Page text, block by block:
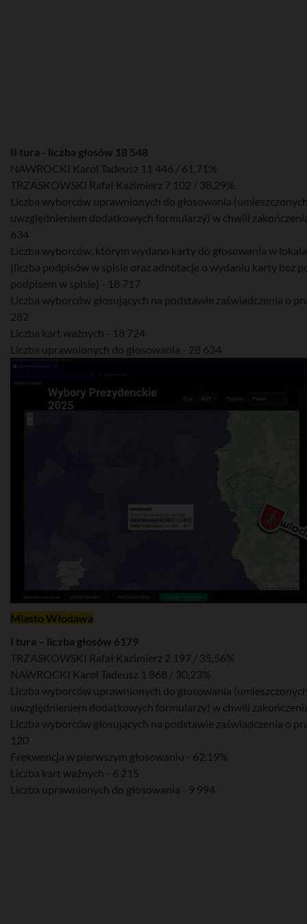
II tura - liczba głosów 18 548
NAWROCKI Karol Tadeusz 11 446 / 61,71%
TRZASKOWSKI Rafał Kazimierz 7 102 / 38,29%
Liczba wyborców uprawnionych do głosowania
uwzględnieniem dodatkowych formularzy) w chwili
634
Liczba wyborców, którym wydano karty do głosowania w
(liczba podpisów w spisie oraz adnotacje o wydaniu karty bez
podpisem w spisie) - 18 717
Liczba wyborców głosujących na podstawie zaświadczenia o
282
Liczba kart ważnych - 18 724
Liczba uprawnionych do głosowania - 28 634
Miasto Włodawa
I tura – liczba głosów 6179
TRZASKOWSKI Rafał Kazimierz 2 197 / 35,56%
NAWROCKI Karol Tadeusz 1 868 / 30,23%
Liczba wyborców uprawnionych do głosowania
uwzględnieniem dodatkowych formularzy) w chwili
Liczba wyborców głosujących na podstawie zaświadczenia o
120
Frekwencja w pierwszym głosowaniu - 62,19%
Liczba kart ważnych - 6 215
Liczba uprawnionych do głosowania - 9 994